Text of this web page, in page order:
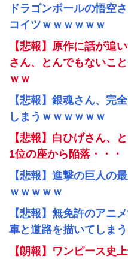
ドラゴンボールの悟空
コイツｗｗｗｗｗｗ
【悲報】原作に話が追
さん、とんでもないこ
ｗｗ
【悲報】銀魂さん、完
しまうｗｗｗｗｗｗ
【悲報】白ひげさん、
1位の座から陥落・・・
【悲報】進撃の巨人の
ｗｗｗｗｗ
【悲報】無免許のアニ
車と道路を描いてしま
【朗報】ワンピース史